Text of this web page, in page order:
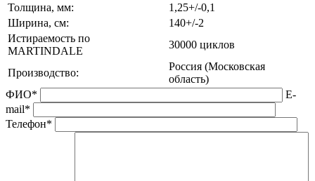
Толщина, мм:
1,25+/-0,1
Ширина, см:
140+/-2
Истираемость по
MARTINDALE
30000 циклов
Производство:
Россия (Московская
область)
ФИО*
E-
mail*
Телефон*